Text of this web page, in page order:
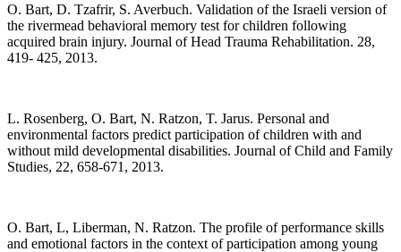
O. Bart, D. Tzafrir, S. Averbuch. Validation of the Israeli version of
the rivermead behavioral memory test for children following
acquired brain injury. Journal of Head Trauma Rehabilitation. 28,
419- 425, 2013.
L. Rosenberg, O. Bart, N. Ratzon, T. Jarus. Personal and
environmental factors predict participation of children with and
without mild developmental disabilities. Journal of Child and Family
Studies, 22, 658-671, 2013.
O. Bart, L, Liberman, N. Ratzon. The profile of performance skills
and emotional factors in the context of participation among young